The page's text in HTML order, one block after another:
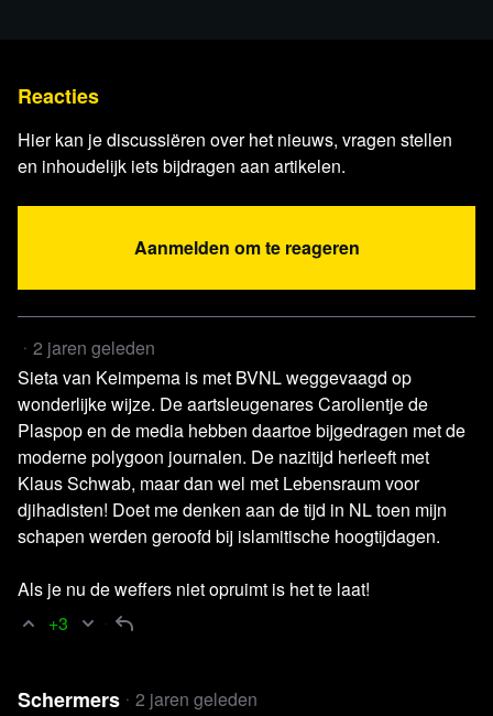
Reacties
Hier kan je discussiëren over het nieuws, vragen stellen
en inhoudelijk iets bijdragen aan artikelen.
Aanmelden om te reageren
2 jaren geleden
Sieta van Keimpema is met BVNL weggevaagd op
wonderlijke wijze. De aartsleugenares Carolientje de
Plaspop en de media hebben daartoe bijgedragen met de
moderne polygoon journalen. De nazitijd herleeft met
Klaus Schwab, maar dan wel met Lebensraum voor
djihadisten! Doet me denken aan de tijd in NL toen mijn
schapen werden geroofd bij islamitische hoogtijdagen.
Als je nu de weffers niet opruimt is het te laat!
+3
Schermers
2 jaren geleden